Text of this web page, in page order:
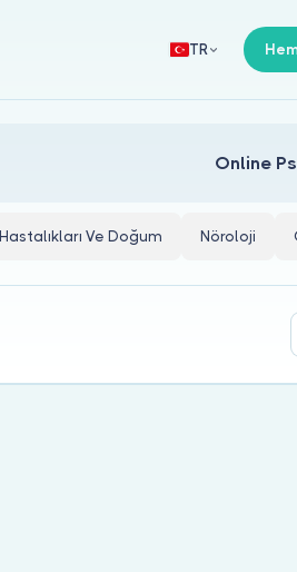
TR
Online
Ve Doğum Nöroloji